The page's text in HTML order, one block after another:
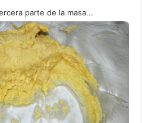
parte de la masa...